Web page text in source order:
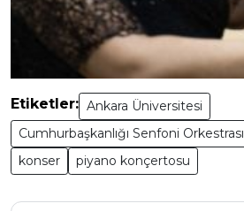
Etiketler: Ankara Üniversitesi
Cumhurbaşkanlığı Senfoni Orkestrası
konser
piyano konçertosu